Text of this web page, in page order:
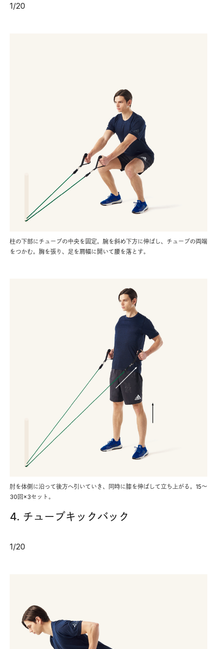
1/20
柱の下部にチューブの中央を固定。腕を斜め下方に伸ばし、チューブの両端
をつかむ。胸を張り、足を肩幅に開いて腰を落とす。
肘を体側に沿って後方へ引いていき、同時に膝を伸ばして立ち上がる。15～
30回×3セット。
4. チューブキックバック
1/20